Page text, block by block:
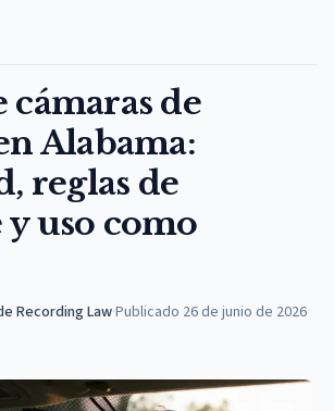
cámaras de
Alabama:
reglas de
uso como
Recording Law·Publicado 26 de junio de 2026